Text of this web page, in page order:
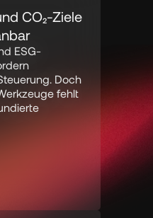
CO₂-Ziele
ESG-
Doch
fehlt